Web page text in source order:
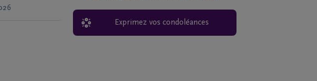
Exprimez vos condoléances